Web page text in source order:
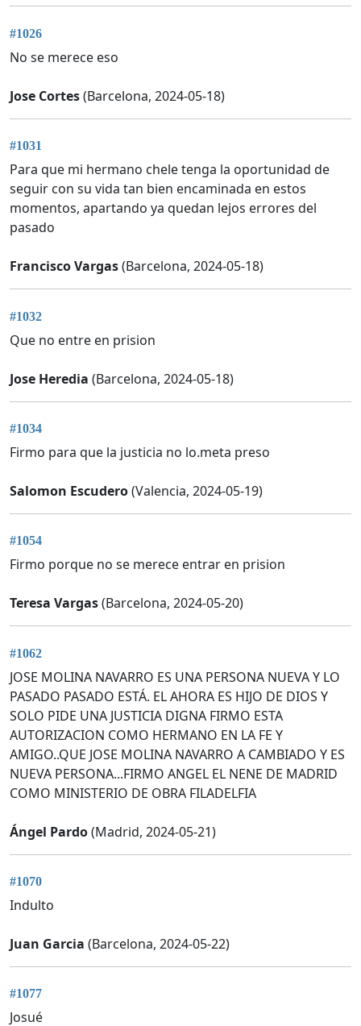
#1026
No se merece eso
Jose Cortes(Barcelona, 2024-05-18)
#1031
Para que mi hermano chele tenga la oportunidad de
seguir con su vida tan bien encaminada en estos
momentos, apartando ya quedan lejos errores del
pasado
Francisco Vargas(Barcelona, 2024-05-18)
#1032
Que no entre en prision
Jose Heredia (Barcelona, 2024-05-18)
#1034
Firmo para que la justicia no lo.meta preso
Salomon Escudero(Valencia, 2024-05-19)
#1054
Firmo porque no se merece entrar en prision
Teresa Vargas(Barcelona, 2024-05-20)
#1062
JOSE MOLINA NAVARRO ES UNA PERSONA NUEVA Y LO
PASADO PASADO ESTÁ. EL AHORA ES HIJO DE DIOS Y
SOLO PIDE UNA JUSTICIA DIGNA FIRMO ESTA
AUTORIZACION COMO HERMANO EN LA FE Y
AMIGO..QUE JOSE MOLINA NAVARRO A CAMBIADO Y ES
NUEVA PERSONA...FIRMO ANGEL EL NENE DE MADRID
COMO MINISTERIO DE OBRA FILADELFIA
Ángel Pardo(Madrid, 2024-05-21)
#1070
Indulto
Juan Garcia (Barcelona, 2024-05-22)
#1077
Josué